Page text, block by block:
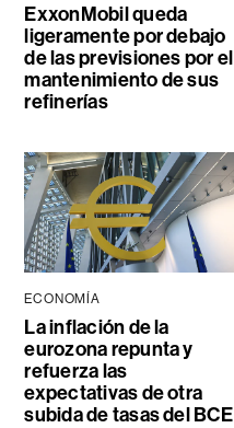
ExxonMobil queda
ligeramente por debajo
de las previsiones por el
mantenimiento de sus
refinerías
ECONOMÍA
La inflación de la
eurozona repunta y
refuerza las
expectativas de otra
subida de tasas del BCE